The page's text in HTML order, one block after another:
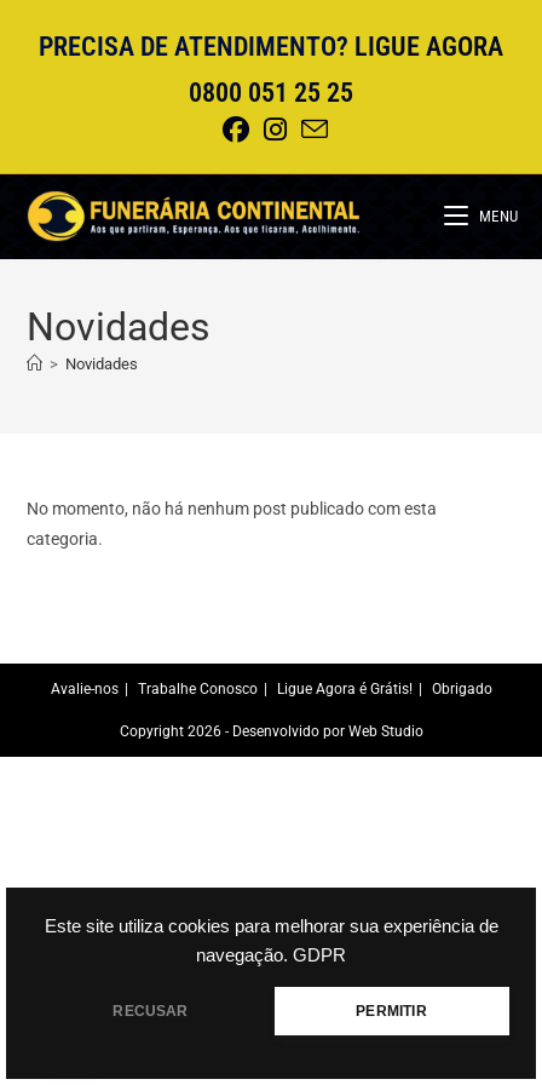
Este site utiliza cookies para melhorar sua experiência de
navegação. GDPR
RECUSAR PERMITIR
PRECISA DE ATENDIMENTO? LIGUE AGORA
0800 051 25 25
MENU
Novidades
> Novidades
No momento, não há nenhum post publicado com esta
categoria.
Avalie-nos Trabalhe Conosco Ligue Agora é Grátis! Obrigado
Copyright 2026 - Desenvolvido por Web Studio